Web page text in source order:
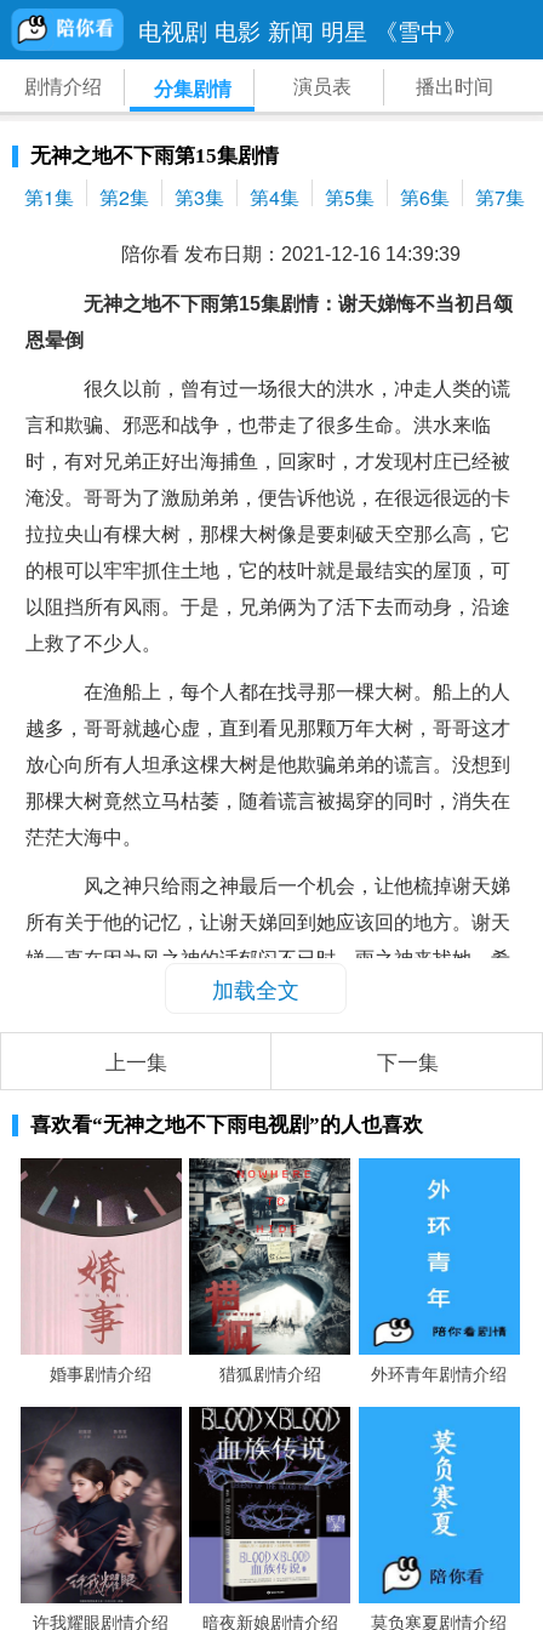
电视剧 电影 新闻 明星 《雪中》
剧情介绍 分集剧情 演员表 播出时间
无神之地不下雨第15集剧情
第1集 第2集 第3集 第4集 第5集 第6集 第7集
陪你看 发布日期：2021-12-16 14:39:39
无神之地不下雨第15集剧情：谢天娣悔不当初吕颂
恩晕倒
很久以前，曾有过一场很大的洪水，冲走人类的谎
言和欺骗、邪恶和战争，也带走了很多生命。洪水来临
时，有对兄弟正好出海捕鱼，回家时，才发现村庄已经被
淹没。哥哥为了激励弟弟，便告诉他说，在很远很远的卡
拉拉央山有棵大树，那棵大树像是要刺破天空那么高，它
的根可以牢牢抓住土地，它的枝叶就是最结实的屋顶，可
以阻挡所有风雨。于是，兄弟俩为了活下去而动身，沿途
上救了不少人。
在渔船上，每个人都在找寻那一棵大树。船上的人
越多，哥哥就越心虚，直到看见那颗万年大树，哥哥这才
放心向所有人坦承这棵大树是他欺骗弟弟的谎言。没想到
那棵大树竟然立马枯萎，随着谎言被揭穿的同时，消失在
茫茫大海中。
风之神只给雨之神最后一个机会，让他梳掉谢天娣
所有关于他的记忆，让谢天娣回到她应该回的地方。谢天
娣一直在因为风之神的话郁闷不已时，雨之神来找她，希
望她不要有什么罪恶感。之后，雨之神想要梳掉谢天娣的
记忆，不料他所看到的谢天娣是云假扮的。就在云折磨雨
之神时，风之神出现了。
云揭穿风之神害怕雨之神不是失去代行者的能力，
否是真的回来了，他不断借由谢天娣去试探雨之神因为他
身为造物主的守秘者，却背叛了他。听着云的一番话语，
风之神很是崩溃。
谢天娣将新做好的旅游方案拿给吕颂恩，劝导她等
病情好一点儿再去游玩，但是被吕颂恩拒绝了。听着吕颂
恩的一番话语，谢天娣心里很不是滋味，哭着向雨之神诉
说自己的痛苦。两个人聊天时，吕颂恩跑出来给谢天娣送
包，不料晕倒在地。
得知吕颂恩的情况非常糟糕，谢天娣一时间很难以
接受。
加载全文
上一集 下一集
喜欢看“无神之地不下雨电视剧”的人也喜欢
婚事剧情介绍 猎狐剧情介绍 外环青年剧情介绍
许我耀眼剧情介绍 暗夜新娘剧情介绍 莫负寒夏剧情介绍